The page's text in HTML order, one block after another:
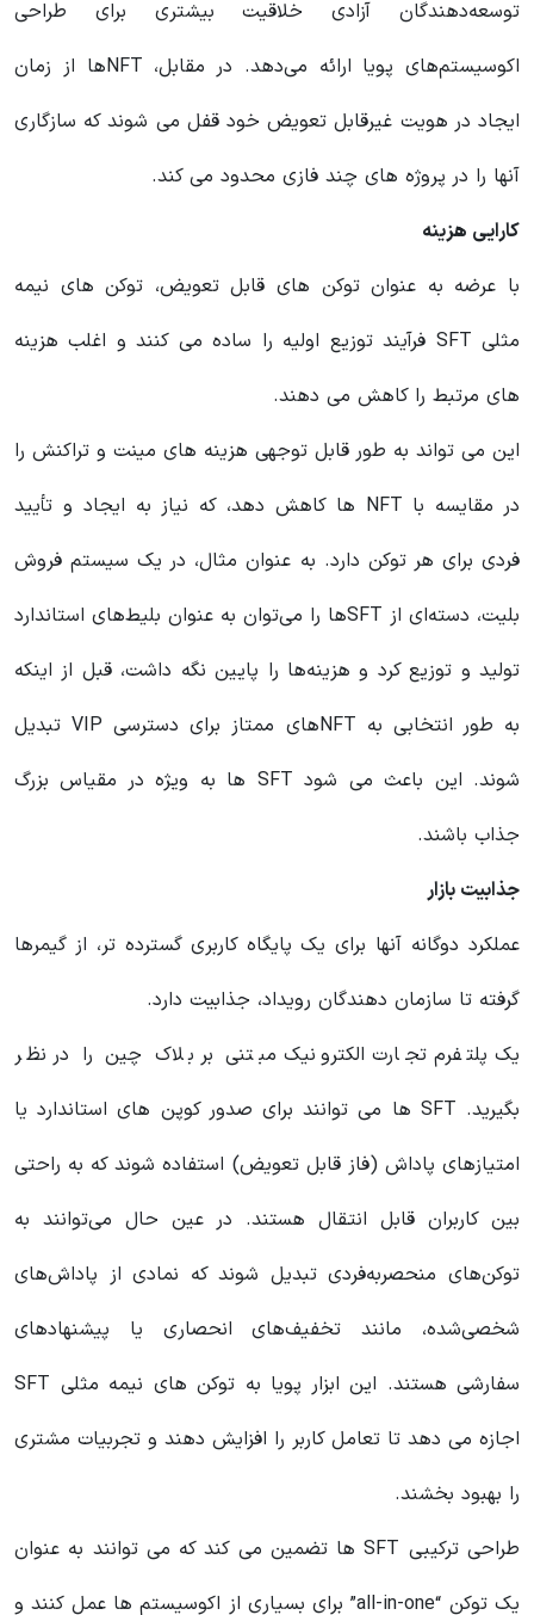
توسعه‌دهندگان آزادی خلاقیت بیشتری برای طراحی
اکوسیستم‌های پویا ارائه می‌دهد. در مقابل، NFTها از زمان
ایجاد در هویت غیرقابل تعویض خود قفل می شوند که سازگاری
آنها را در پروژه های چند فازی محدود می کند.
کارایی هزینه
با عرضه به عنوان توکن های قابل تعویض، توکن های نیمه
مثلی SFT فرآیند توزیع اولیه را ساده می کنند و اغلب هزینه
های مرتبط را کاهش می دهند.
این می تواند به طور قابل توجهی هزینه های مینت و تراکنش را
در مقایسه با NFT ها کاهش دهد، که نیاز به ایجاد و تأیید
فردی برای هر توکن دارد. به عنوان مثال، در یک سیستم فروش
بلیت، دسته‌ای از SFT‌ها را می‌توان به عنوان بلیط‌های استاندارد
تولید و توزیع کرد و هزینه‌ها را پایین نگه داشت، قبل از اینکه
به طور انتخابی به NFT‌های ممتاز برای دسترسی VIP تبدیل
شوند. این باعث می شود SFT ها به ویژه در مقیاس بزرگ
جذاب باشند.
جذابیت بازار
عملکرد دوگانه آنها برای یک پایگاه کاربری گسترده تر، از گیمرها
گرفته تا سازمان دهندگان رویداد، جذابیت دارد.
یک پلتفرم تجارت الکترونیک مبتنی بر بلاک چین را در نظر
بگیرید. SFT ها می توانند برای صدور کوپن های استاندارد یا
امتیازهای پاداش (فاز قابل تعویض) استفاده شوند که به راحتی
بین کاربران قابل انتقال هستند. در عین حال می‌توانند به
توکن‌های منحصربه‌فردی تبدیل شوند که نمادی از پاداش‌های
شخصی‌شده، مانند تخفیف‌های انحصاری یا پیشنهادهای
سفارشی هستند. این ابزار پویا به توکن های نیمه مثلی SFT
اجازه می دهد تا تعامل کاربر را افزایش دهند و تجربیات مشتری
را بهبود بخشند.
طراحی ترکیبی SFT ها تضمین می کند که می توانند به عنوان
یک توکن “all-in-one” برای بسیاری از اکوسیستم ها عمل کنند و